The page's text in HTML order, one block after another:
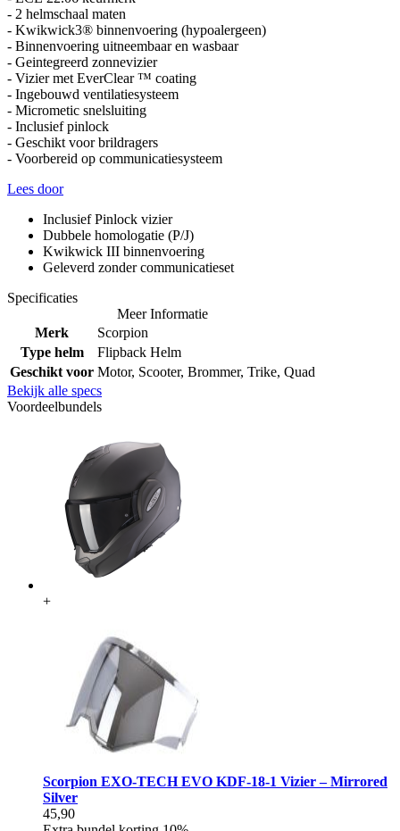
- 2 helmschaal maten
- Kwikwick3® binnenvoering (hypoalergeen)
- Binnenvoering uitneembaar en wasbaar
- Geintegreerd zonnevizier
- Vizier met EverClear ™ coating
- Ingebouwd ventilatiesysteem
- Micrometic snelsluiting
- Inclusief pinlock
- Geschikt voor brildragers
- Voorbereid op communicatiesysteem
Lees door
Inclusief Pinlock vizier
Dubbele homologatie (P/J)
Kwikwick III binnenvoering
Geleverd zonder communicatieset
Specificaties
Meer Informatie
Merk
Scorpion
Type helm
Flipback Helm
Geschikt voor Motor, Scooter, Brommer, Trike, Quad
Bekijk alle specs
Voordeelbundels
+
Scorpion EXO-TECH EVO KDF-18-1 Vizier – Mirrored
Silver
45,90